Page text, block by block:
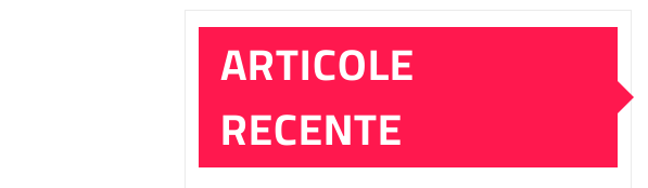
ARTICOLE
RECENTE